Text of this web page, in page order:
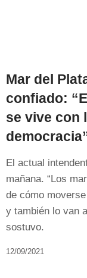
Mar del
confiado:
se vive con
El actual
mañana. “Los
de cómo
y también lo van
sostuvo.
12/09/2021